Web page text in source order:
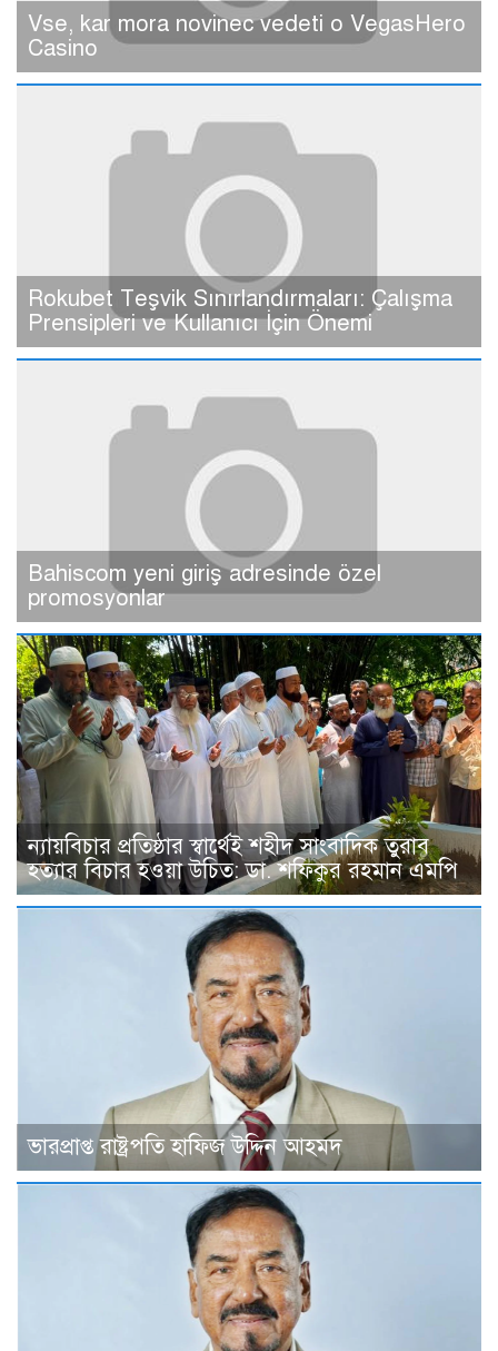
Vse, kar mora novinec vedeti o VegasHero
Casino
Rokubet Teşvik Sınırlandırmaları: Çalışma
Prensipleri ve Kullanıcı İçin Önemi
Bahiscom yeni giriş adresinde özel
promosyonlar
ন্যায়বিচার প্রতিষ্ঠার স্বার্থেই শহীদ সাংবাদিক তুরাব
হত্যার বিচার হওয়া উচিত: ডা. শফিকুর রহমান এমপি
ভারপ্রাপ্ত রাষ্ট্রপতি হাফিজ উদ্দিন আহমদ